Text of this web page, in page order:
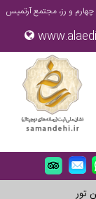
چهارم و رز، مجتمع آرتمیس
تور